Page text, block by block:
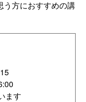
う方におすすめの講
ます